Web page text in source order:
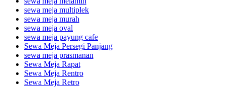
sewa meja multiplek
sewa meja murah
sewa meja oval
sewa meja payung cafe
Sewa Meja Persegi Panjang
sewa meja prasmanan
Sewa Meja Rapat
Sewa Meja Rentro
Sewa Meja Retro